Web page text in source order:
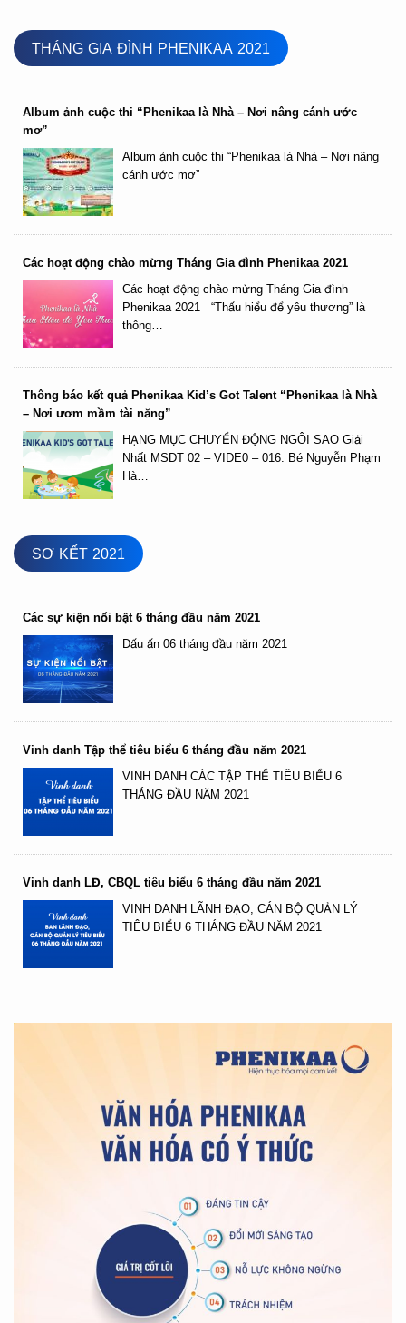
THÁNG GIA ĐÌNH PHENIKAA 2021
Album ảnh cuộc thi “Phenikaa là Nhà – Nơi nâng cánh ước
mơ”
Album ảnh cuộc thi “Phenikaa là Nhà – Nơi nâng
cánh ước mơ”
Các hoạt động chào mừng Tháng Gia đình Phenikaa 2021
Các hoạt động chào mừng Tháng Gia đình
Phenikaa 2021 “Thấu hiểu để yêu thương” là
thông…
Thông báo kết quả Phenikaa Kid’s Got Talent “Phenikaa là Nhà
– Nơi ươm mầm tài năng”
HẠNG MỤC CHUYỂN ĐỘNG NGÔI SAO Giải
Nhất MSDT 02 – VIDE0 – 016: Bé Nguyễn Phạm
Hà…
SƠ KẾT 2021
Các sự kiện nổi bật 6 tháng đầu năm 2021
Dấu ấn 06 tháng đầu năm 2021
Vinh danh Tập thể tiêu biểu 6 tháng đầu năm 2021
VINH DANH CÁC TẬP THỂ TIÊU BIỂU 6
THÁNG ĐẦU NĂM 2021
Vinh danh LĐ, CBQL tiêu biểu 6 tháng đầu năm 2021
VINH DANH LÃNH ĐẠO, CÁN BỘ QUẢN LÝ
TIÊU BIỂU 6 THÁNG ĐẦU NĂM 2021